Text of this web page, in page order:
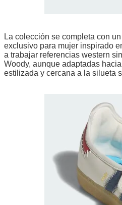
La colección se completa con
exclusivo para mujer inspirado
a trabajar referencias western
Woody, aunque adaptadas
estilizada y cercana a la silueta